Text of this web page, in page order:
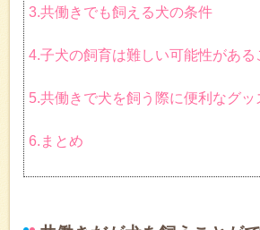
3.共働きでも飼える犬の条件
4.子犬の飼育は難しい可能性がある
5.共働きで犬を飼う際に便利なグッ
6.まとめ